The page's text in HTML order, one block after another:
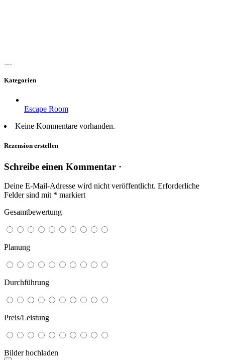
Kategorien
Escape Room
Keine Kommentare vorhanden.
Rezension erstellen
Schreibe einen Kommentar ·
Deine E-Mail-Adresse wird nicht veröffentlicht. Erforderliche
Felder sind mit * markiert
Gesamtbewertung
Planung
Durchführung
Preis/Leistung
Bilder hochladen